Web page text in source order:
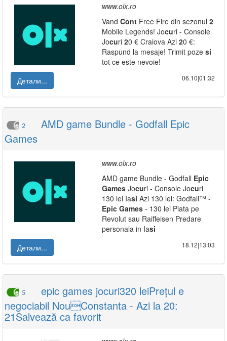
www.olx.ro
Vand Cont Free Fire din sezonul 2
Mobile Legends! Jocuri - Console
Jocuri 20 € Craiova Azi 20 €:
Raspund la mesaje! Trimit poze si
tot ce este nevoie!
Детали...
06.10|01:32
2
AMD game Bundle - Godfall Epic
Games
www.olx.ro
AMD game Bundle - Godfall Epic
Games Jocuri - Console Jocuri
130 lei Iasi Azi 130 lei: Godfall™ -
Epic Games - 130 lei Plata pe
Revolut sau Raiffeisen Predare
personala in Iasi
Детали...
18.12|13:03
5
epic games jocuri320 leiPrețul e
negociabil NouConstanta - Azi la 20:
21Salvează ca favorit